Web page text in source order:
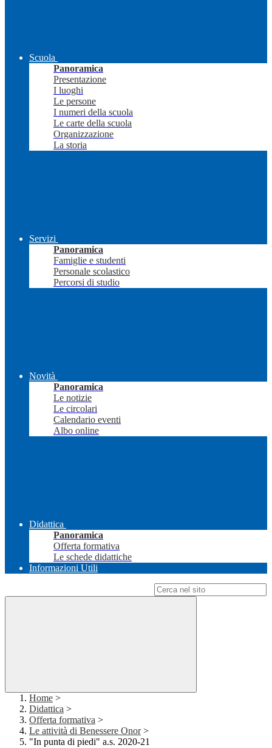
Scuola
Panoramica
Presentazione
I luoghi
Le persone
I numeri della scuola
Le carte della scuola
Organizzazione
La storia
Servizi
Panoramica
Famiglie e studenti
Personale scolastico
Percorsi di studio
Novità
Panoramica
Le notizie
Le circolari
Calendario eventi
Albo online
Didattica
Panoramica
Offerta formativa
Le schede didattiche
Informazioni Utili
Home >
Didattica >
Offerta formativa >
Le attività di Benessere Onor >
"In punta di piedi" a.s. 2020-21